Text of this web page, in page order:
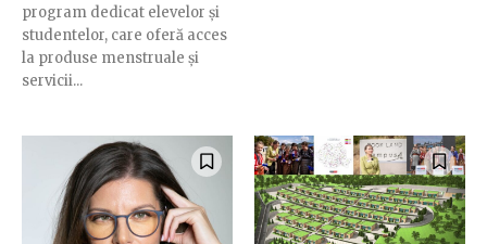
program dedicat elevelor și
studentelor, care oferă acces
la produse menstruale și
servicii...